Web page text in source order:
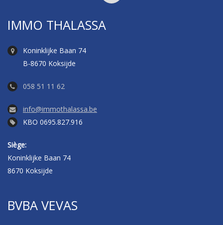
IMMO THALASSA
Koninklijke Baan 74
B-8670 Koksijde
058 51 11 62
info@immothalassa.be
KBO 0695.827.916
Siège:
Koninklijke Baan 74
8670 Koksijde
BVBA VEVAS